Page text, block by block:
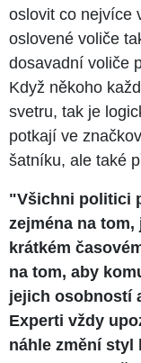
oslovit co nejvíce
oslovené voliče
dosavadní voliče
Když někoho
svetru, tak je
potkají ve
šatníku, ale také
"Všichni politici
zejména na
krátkém
na tom, aby
jejich osobností
Experti vždy
náhle změní styl